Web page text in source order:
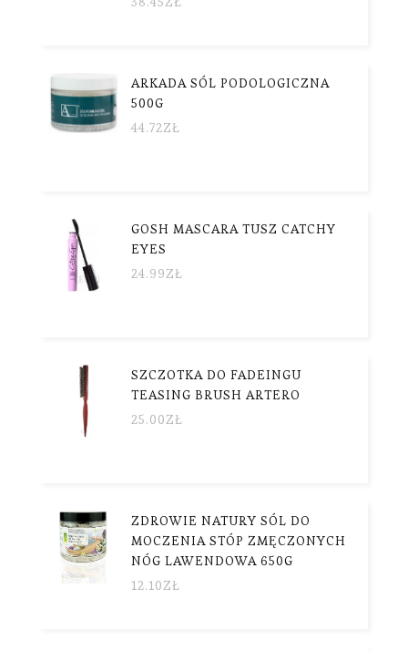
ARKADA SÓL PODOLOGICZNA
500G
44.72ZŁ
GOSH MASCARA TUSZ CATCHY
EYES
24.99ZŁ
SZCZOTKA DO FADEINGU
TEASING BRUSH ARTERO
25.00ZŁ
ZDROWIE NATURY SÓL DO
MOCZENIA STÓP ZMĘCZONYCH
NÓG LAWENDOWA 650G
12.10ZŁ